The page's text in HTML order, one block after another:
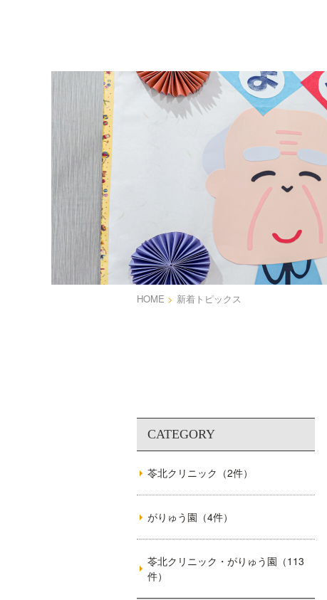
HOME > 新着トピックス
苓北クリニック（2件）
がりゅう園（4件）
苓北クリニック・がりゅう園（113
件）